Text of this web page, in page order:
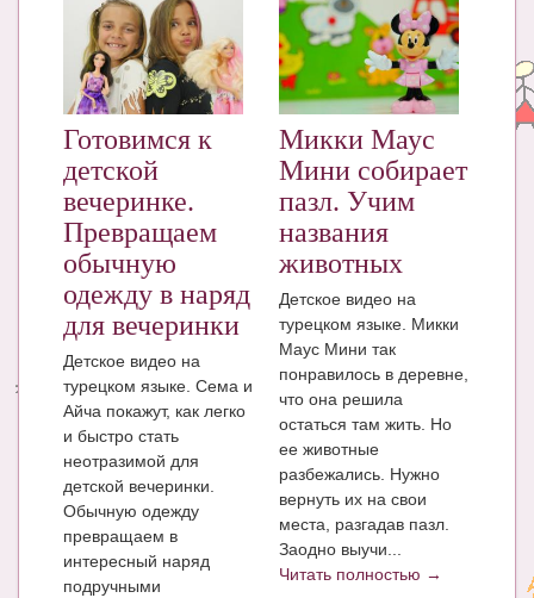
Готовимся к
детской
вечеринке.
Превращаем
обычную
одежду в наряд
для вечеринки
Детское видео на
турецком языке. Сема и
Айча покажут, как легко
и быстро стать
неотразимой для
детской вечеринки.
Обычную одежду
превращаем в
интересный наряд
подручными
Микки Маус
Мини собирает
пазл. Учим
названия
животных
Детское видео на
турецком языке. Микки
Маус Мини так
понравилось в деревне,
что она решила
остаться там жить. Но
ее животные
разбежались. Нужно
вернуть их на свои
места, разгадав пазл.
Заодно выучи...
Читать полностью →